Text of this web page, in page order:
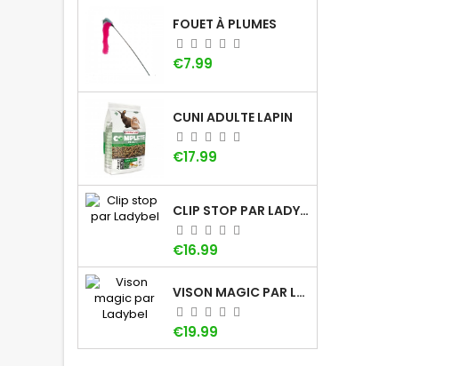
FOUET À PLUMES
Price
€7.99
CUNI ADULTE LAPIN
Price
€17.99
CLIP STOP PAR LADYBEL
Price
€16.99
VISON MAGIC PAR LADYBEL
Price
€19.99